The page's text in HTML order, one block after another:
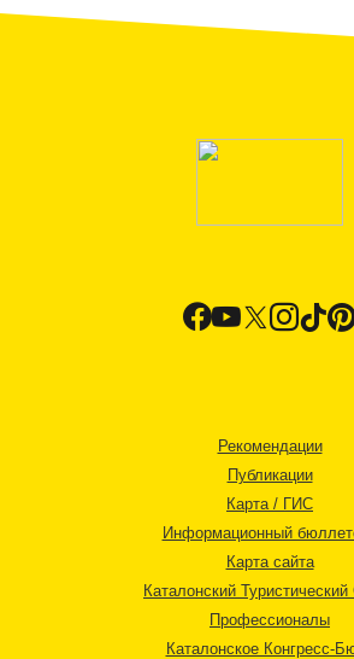
Рекомендации
Публикации
Карта / ГИС
Информационный
Карта сайта
Каталонский Туристический
Профессионалы
Каталонское Конгресс-